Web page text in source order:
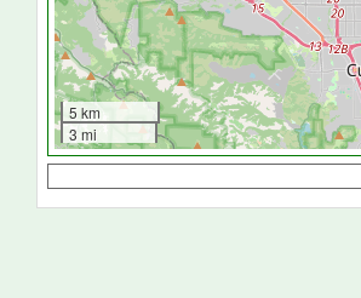
5 km
3 mi